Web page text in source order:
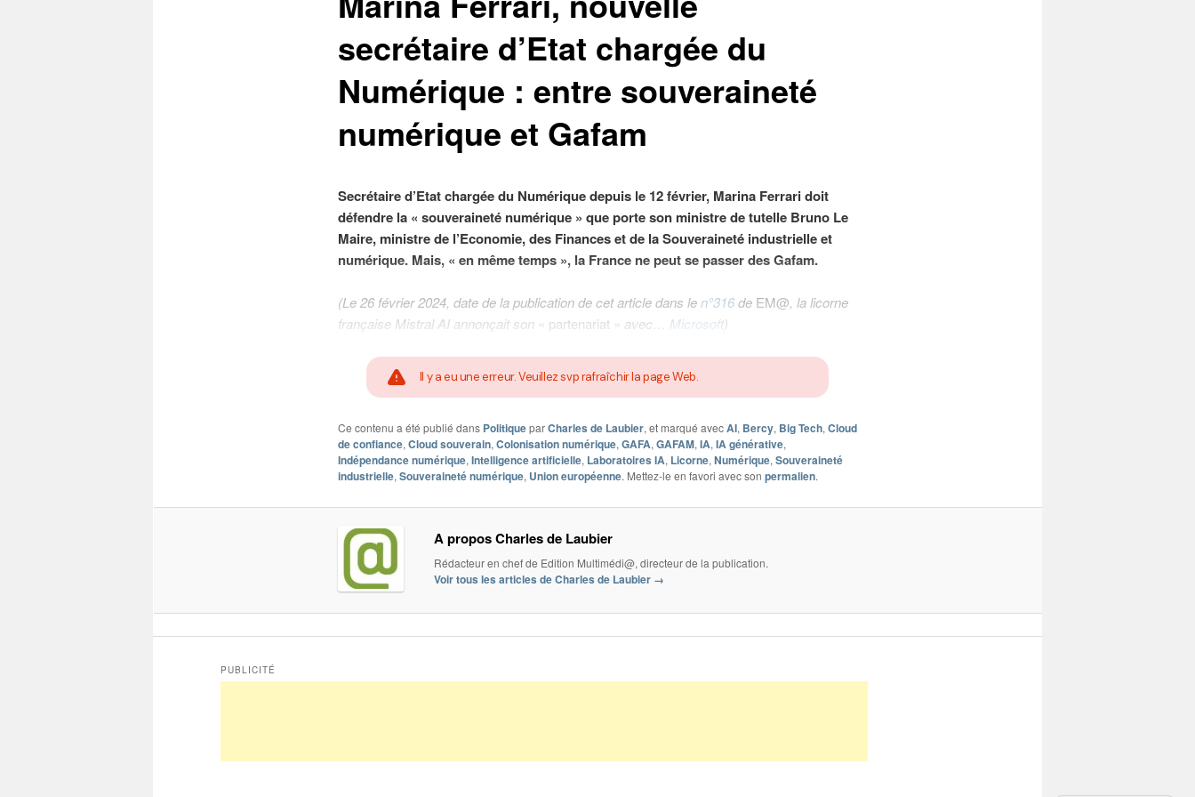
secrétaire d’Etat chargée du
Numérique : entre souveraineté
numérique et Gafam
Secrétaire d’Etat chargée du Numérique depuis le 12 février, Marina Ferrari doit
défendre la « souveraineté numérique » que porte son ministre de tutelle Bruno Le
Maire, ministre de l’Economie, des Finances et de la Souveraineté industrielle et
numérique. Mais, « en même temps », la France ne peut se passer des Gafam.
(Le 26 février 2024, date de la publication de cet article dans len°316de EM@, la licorne
française Mistral AI annonçait son « partenariat » avec… Microsoft)
Il y a eu une erreur. Veuillez svp rafraîchir la page Web.
Ce contenu a été publié dans PolitiqueparCharles de Laubier, et marqué avecAI, Bercy, Big Tech, Cloud
de confiance, Cloud souverain, Colonisation numérique, GAFA, GAFAM, IA, IA générative,
Indépendance numérique, Intelligence artificielle, Laboratoires IA, Licorne, Numérique, Souveraineté
industrielle, Souveraineté numérique, Union européenne. Mettez-le en favori avec son permalien.
A propos Charles de Laubier
Rédacteur en chef de Edition Multimédi@, directeur de la publication.
Voir tous les articles de Charles de Laubier →
PUBLICITÉ